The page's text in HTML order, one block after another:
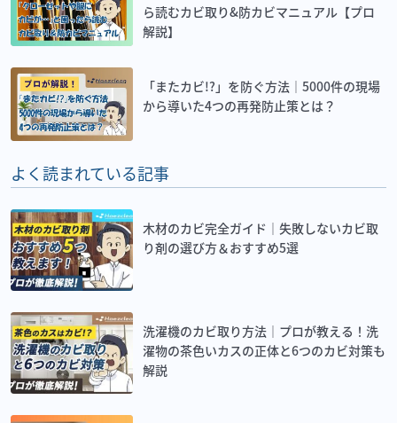
ら読むカビ取り&防カビマニュアル【プロ
解説】
「またカビ!?」を防ぐ方法｜5000件の現場
から導いた4つの再発防止策とは？
よく読まれている記事
木材のカビ完全ガイド｜失敗しないカビ取
り剤の選び方＆おすすめ5選
洗濯機のカビ取り方法｜プロが教える！洗
濯物の茶色いカスの正体と6つのカビ対策も
解説